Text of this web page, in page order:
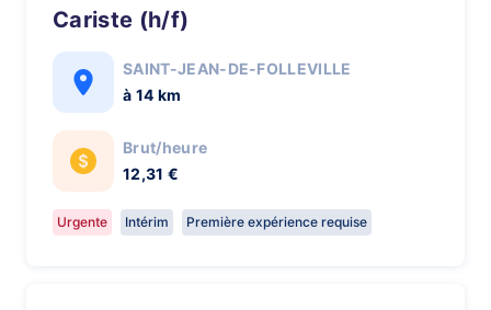
Cariste (h/f)
SAINT-JEAN-DE-FOLLEVILLE
à 14 km
Brut/heure
12,31 €
Urgente Intérim Première expérience requise